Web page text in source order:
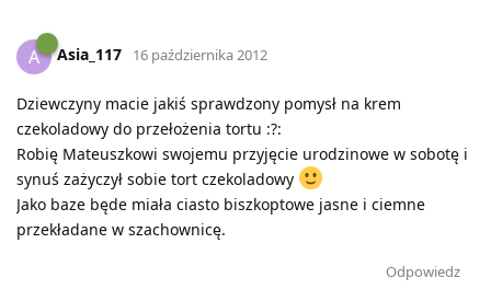
A Asia_117 16 października 2012
Dziewczyny macie jakiś sprawdzony pomysł na krem
czekoladowy do przełożenia tortu :?:
Robię Mateuszkowi swojemu przyjęcie urodzinowe w sobotę i
synuś zażyczył sobie tort czekoladowy
Jako baze będe miała ciasto biszkoptowe jasne i ciemne
przekładane w szachownicę.
Odpowiedz